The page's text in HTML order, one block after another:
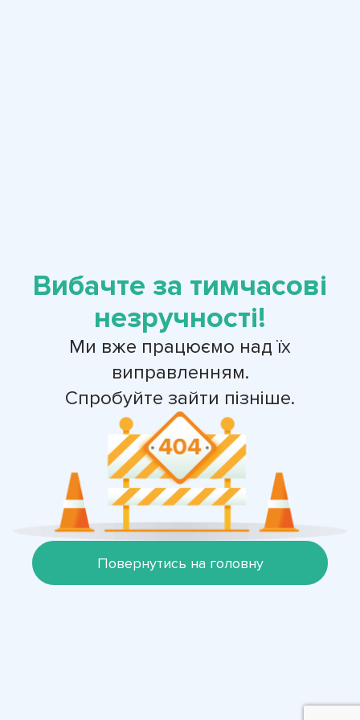
Вибачте за тимчасові
незручності!
Ми вже працюємо над їх
виправленням.
Спробуйте зайти пізніше.
Повернутись на головну